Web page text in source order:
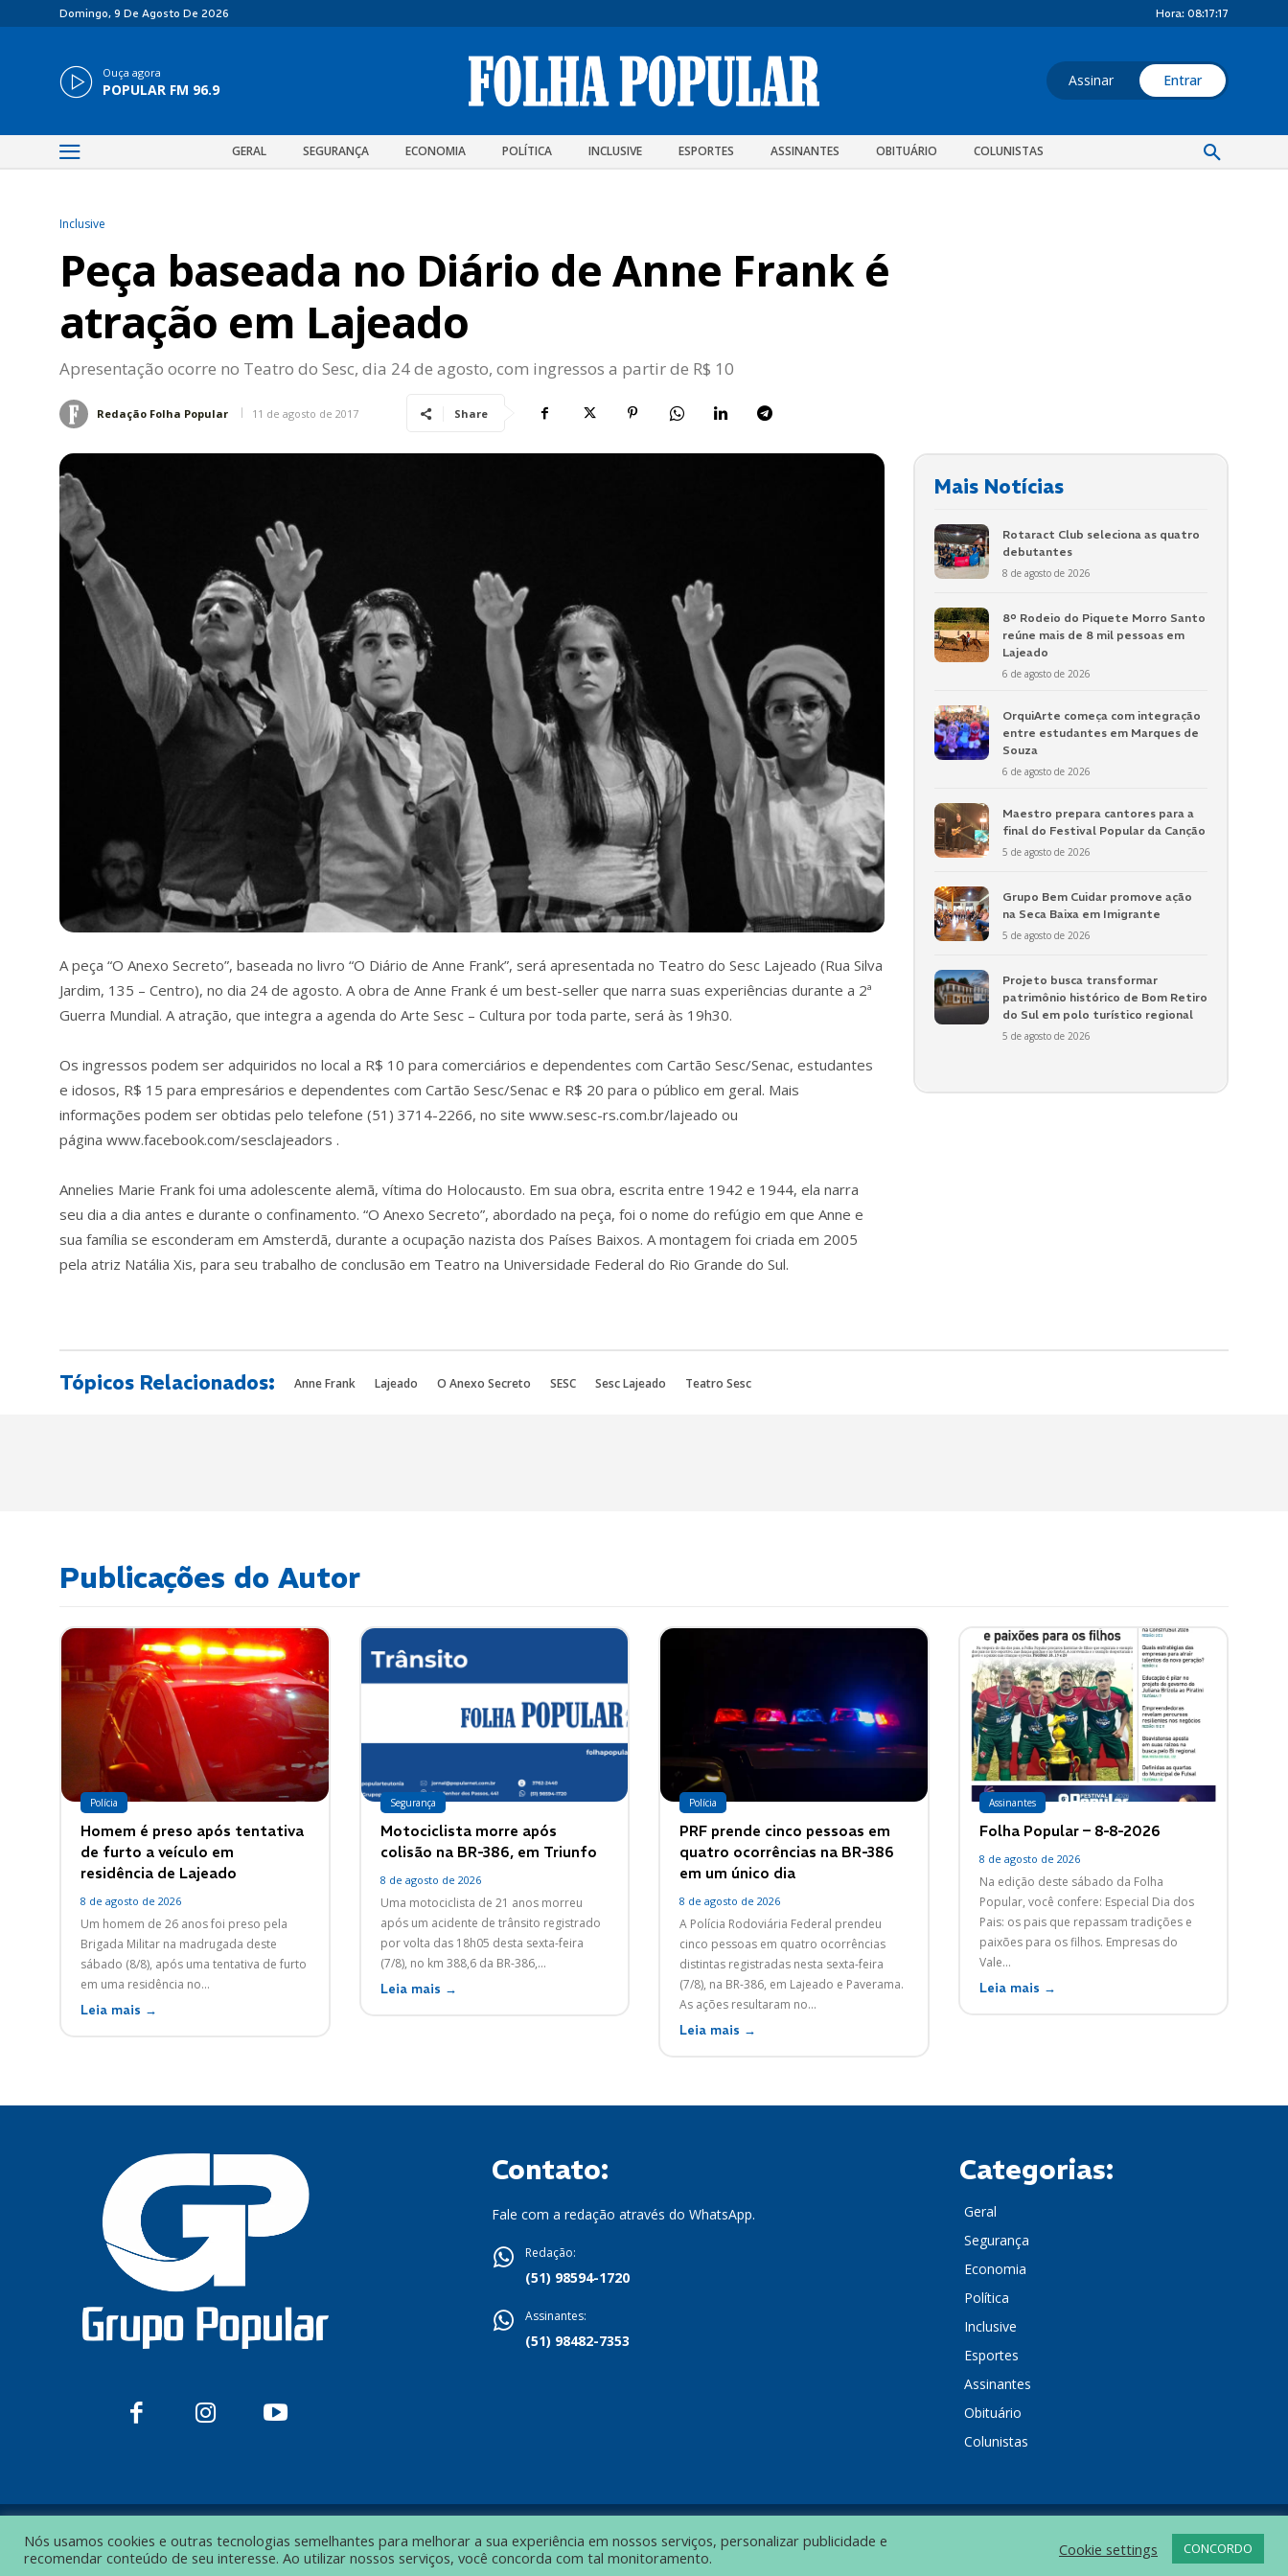
Domingo, 9 De Agosto De 2026 Hora: 08:17:18
Ouça agora
POPULAR FM 96.9 Assinar Entrar
GERAL SEGURANÇA ECONOMIA POLÍTICA INCLUSIVE ESPORTES ASSINANTES OBITUÁRIO COLUNISTAS
Inclusive
Peça baseada no Diário de Anne Frank é
atração em Lajeado
Apresentação ocorre no Teatro do Sesc, dia 24 de agosto, com ingressos a partir de R$ 10
Redação Folha Popular 11 de agosto de 2017 Share
A peça “O Anexo Secreto”, baseada no livro “O Diário de Anne Frank”, será apresentada no Teatro do Sesc Lajeado (Rua Silva
Jardim, 135 – Centro), no dia 24 de agosto. A obra de Anne Frank é um best-seller que narra suas experiências durante a 2ª
Guerra Mundial. A atração, que integra a agenda do Arte Sesc – Cultura por toda parte, será às 19h30.
Os ingressos podem ser adquiridos no local a R$ 10 para comerciários e dependentes com Cartão Sesc/Senac, estudantes
e idosos, R$ 15 para empresários e dependentes com Cartão Sesc/Senac e R$ 20 para o público em geral. Mais
informações podem ser obtidas pelo telefone (51) 3714-2266, no site www.sesc-rs.com.br/lajeado ou
página www.facebook.com/sesclajeadors .
Annelies Marie Frank foi uma adolescente alemã, vítima do Holocausto. Em sua obra, escrita entre 1942 e 1944, ela narra
seu dia a dia antes e durante o confinamento. “O Anexo Secreto”, abordado na peça, foi o nome do refúgio em que Anne e
sua família se esconderam em Amsterdã, durante a ocupação nazista dos Países Baixos. A montagem foi criada em 2005
pela atriz Natália Xis, para seu trabalho de conclusão em Teatro na Universidade Federal do Rio Grande do Sul.
Mais Notícias
Rotaract Club seleciona as quatro
debutantes
8 de agosto de 2026
8º Rodeio do Piquete Morro Santo
reúne mais de 8 mil pessoas em
Lajeado
6 de agosto de 2026
OrquiArte começa com integração
entre estudantes em Marques de
Souza
6 de agosto de 2026
Maestro prepara cantores para a
final do Festival Popular da Canção
5 de agosto de 2026
Grupo Bem Cuidar promove ação
na Seca Baixa em Imigrante
5 de agosto de 2026
Projeto busca transformar
patrimônio histórico de Bom Retiro
do Sul em polo turístico regional
5 de agosto de 2026
Tópicos Relacionados: Anne Frank Lajeado O Anexo Secreto SESC Sesc Lajeado Teatro Sesc
Publicações do Autor
Polícia
Homem é preso após tentativa
de furto a veículo em
residência de Lajeado
8 de agosto de 2026
Um homem de 26 anos foi preso pela
Brigada Militar na madrugada deste
sábado (8/8), após uma tentativa de furto
em uma residência no...
Leia mais →
Segurança
Motociclista morre após
colisão na BR-386, em Triunfo
8 de agosto de 2026
Uma motociclista de 21 anos morreu
após um acidente de trânsito registrado
por volta das 18h05 desta sexta-feira
(7/8), no km 388,6 da BR-386,...
Leia mais →
Polícia
PRF prende cinco pessoas em
quatro ocorrências na BR-386
em um único dia
8 de agosto de 2026
A Polícia Rodoviária Federal prendeu
cinco pessoas em quatro ocorrências
distintas registradas nesta sexta-feira
(7/8), na BR-386, em Lajeado e Paverama.
As ações resultaram no...
Leia mais →
Assinantes
Folha Popular – 8-8-2026
8 de agosto de 2026
Na edição deste sábado da Folha
Popular, você confere: Especial Dia dos
Pais: os pais que repassam tradições e
paixões para os filhos. Empresas do
Vale...
Leia mais →
Contato:
Fale com a redação através do WhatsApp.
Redação:
(51) 98594-1720
Assinantes:
(51) 98482-7353
Categorias:
Geral
Segurança
Economia
Política
Inclusive
Esportes
Assinantes
Obituário
Colunistas
© Grupo Popular de Comunicação – Todos os direitos reservados.
Nós usamos cookies e outras tecnologias semelhantes para melhorar a sua experiência em nossos serviços, personalizar publicidade e
recomendar conteúdo de seu interesse. Ao utilizar nossos serviços, você concorda com tal monitoramento.
Cookie settings CONCORDO